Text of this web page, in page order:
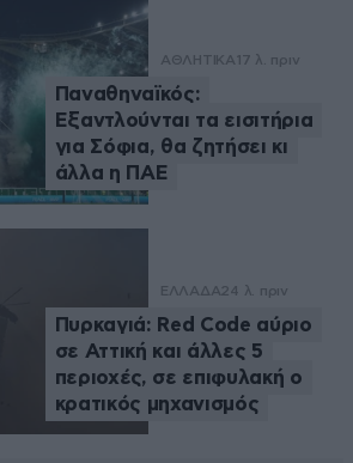
ΑΘΛΗΤΙΚΑ 17 λ. πριν
Παναθηναϊκός:
Εξαντλούνται τα εισιτήρια
για Σόφια, θα ζητήσει κι
άλλα η ΠΑΕ
ΕΛΛΑΔΑ24 λ. πριν
Πυρκαγιά: Red Code αύριο
σε Αττική και άλλες 5
περιοχές, σε επιφυλακή ο
κρατικός μηχανισμός